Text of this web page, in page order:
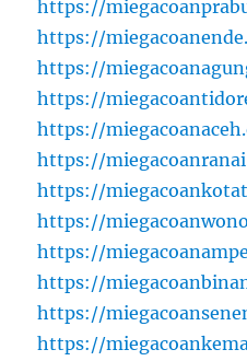
https://
https://
https://
https://
https://
https://
https://
https://
https://
https://
https://
https://